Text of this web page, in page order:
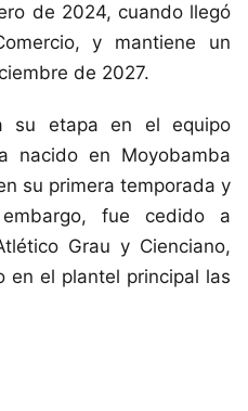
de 2024, cuando llegó
y mantiene un
de 2027.
su etapa en el equipo
nacido en Moyobamba
su primera temporada y
fue cedido a
Grau y Cienciano,
en el plantel principal las